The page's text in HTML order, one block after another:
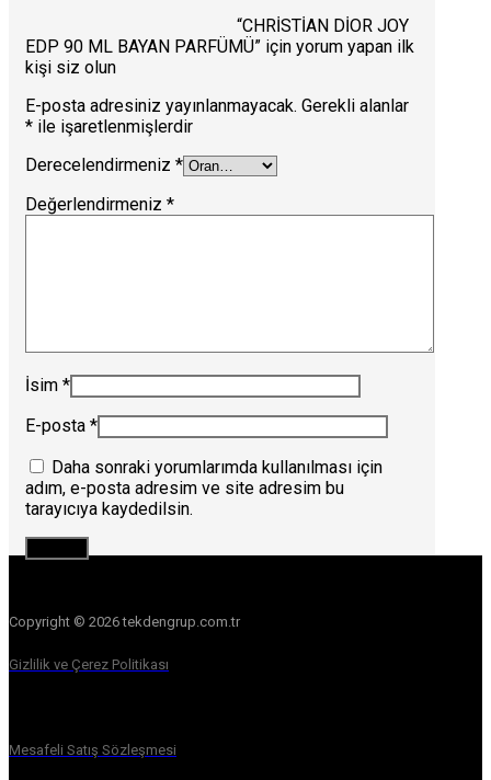
“CHRİSTİAN DİOR JOY
EDP 90 ML BAYAN PARFÜMÜ” için yorum yapan ilk
kişi siz olun
E-posta adresiniz yayınlanmayacak. Gerekli alanlar
* ile işaretlenmişlerdir
Derecelendirmeniz *
Değerlendirmeniz *
İsim *
E-posta *
Daha sonraki yorumlarımda kullanılması için
adım, e-posta adresim ve site adresim bu
tarayıcıya kaydedilsin.
Copyright © 2026 tekdengrup.com.tr
Gizlilik ve Çerez Politikası
Mesafeli Satış Sözleşmesi